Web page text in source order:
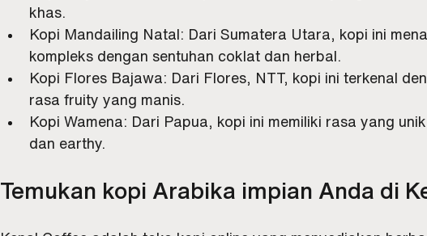
khas.
Kopi Mandailing Natal: Dari Sumatera Utara, kopi ini
kompleks dengan sentuhan coklat dan herbal.
Kopi Flores Bajawa: Dari Flores, NTT, kopi ini terkenal
rasa fruity yang manis.
Kopi Wamena: Dari Papua, kopi ini memiliki rasa yang
dan earthy.
Temukan kopi Arabika impian Anda di